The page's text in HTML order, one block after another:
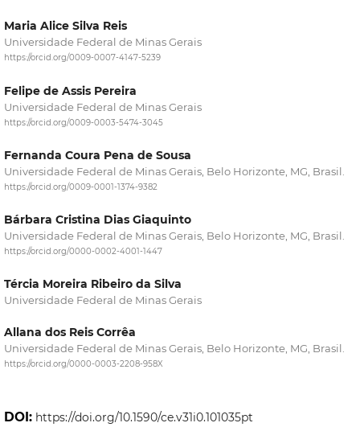
Maria Alice Silva Reis
Universidade Federal de Minas Gerais
https://orcid.org/0009-0007-4147-5239
Felipe de Assis Pereira
Universidade Federal de Minas Gerais
https://orcid.org/0009-0003-5474-3045
Fernanda Coura Pena de Sousa
Universidade Federal de Minas Gerais, Belo Horizonte, MG, Brasil.
https://orcid.org/0009-0001-1374-9382
Bárbara Cristina Dias Giaquinto
Universidade Federal de Minas Gerais, Belo Horizonte, MG, Brasil.
https://orcid.org/0000-0002-4001-1447
Tércia Moreira Ribeiro da Silva
Universidade Federal de Minas Gerais
Allana dos Reis Corrêa
Universidade Federal de Minas Gerais, Belo Horizonte, MG, Brasil.
https://orcid.org/0000-0003-2208-958X
DOI: https://doi.org/10.1590/ce.v31i0.101035pt